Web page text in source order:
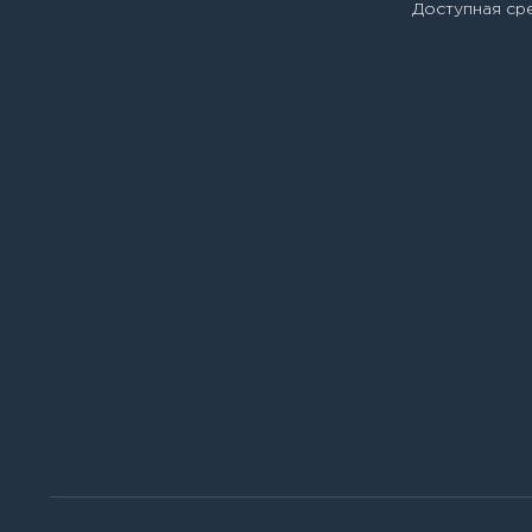
Доступная
Детская городская